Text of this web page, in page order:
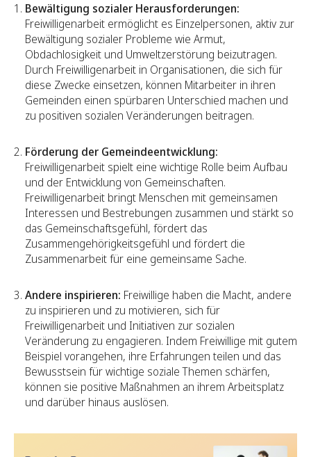
Bewältigung sozialer Herausforderungen:
Freiwilligenarbeit ermöglicht es Einzelpersonen, aktiv zur
Bewältigung sozialer Probleme wie Armut,
Obdachlosigkeit und Umweltzerstörung beizutragen.
Durch Freiwilligenarbeit in Organisationen, die sich für
diese Zwecke einsetzen, können Mitarbeiter in ihren
Gemeinden einen spürbaren Unterschied machen und
zu positiven sozialen Veränderungen beitragen.
Förderung der Gemeindeentwicklung:
Freiwilligenarbeit spielt eine wichtige Rolle beim Aufbau
und der Entwicklung von Gemeinschaften.
Freiwilligenarbeit bringt Menschen mit gemeinsamen
Interessen und Bestrebungen zusammen und stärkt so
das Gemeinschaftsgefühl, fördert das
Zusammengehörigkeitsgefühl und fördert die
Zusammenarbeit für eine gemeinsame Sache.
Andere inspirieren: Freiwillige haben die Macht, andere
zu inspirieren und zu motivieren, sich für
Freiwilligenarbeit und Initiativen zur sozialen
Veränderung zu engagieren. Indem Freiwillige mit gutem
Beispiel vorangehen, ihre Erfahrungen teilen und das
Bewusstsein für wichtige soziale Themen schärfen,
können sie positive Maßnahmen an ihrem Arbeitsplatz
und darüber hinaus auslösen.